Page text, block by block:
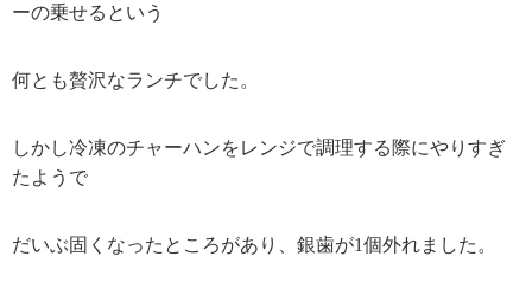
ーの乗せるという
何とも贅沢なランチでした。
しかし冷凍のチャーハンをレンジで調理する際にやりすぎ
たようで
だいぶ固くなったところがあり、銀歯が1個外れました。